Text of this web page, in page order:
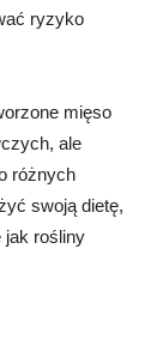
ryzyko
mięso
ale
różnych
swoją dietę,
jak rośliny